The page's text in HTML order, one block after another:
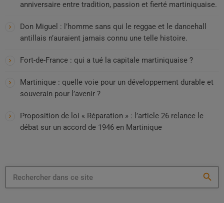
anniversaire entre tradition, passion et fierté martiniquaise.
Don Miguel : l’homme sans qui le reggae et le dancehall
antillais n’auraient jamais connu une telle histoire.
Fort-de-France : qui a tué la capitale martiniquaise ?
Martinique : quelle voie pour un développement durable et
souverain pour l’avenir ?
Proposition de loi « Réparation » : l’article 26 relance le
débat sur un accord de 1946 en Martinique
search